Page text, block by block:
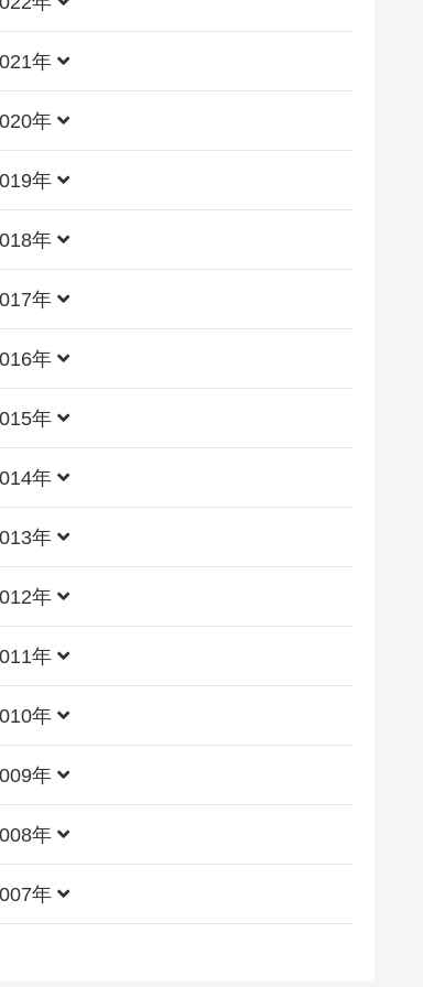
年
年
年
年
年
年
年
年
年
年
年
年
年
年
年